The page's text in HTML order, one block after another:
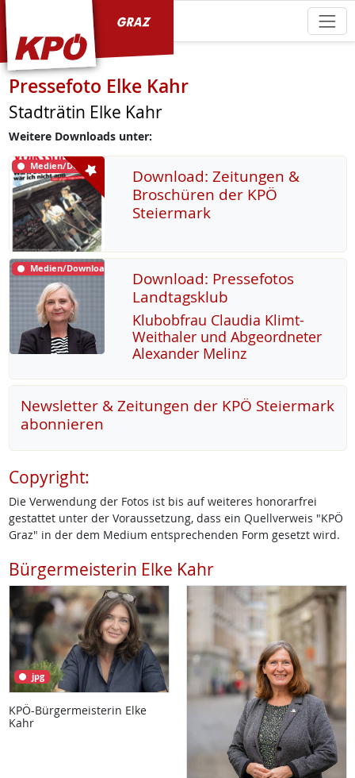
Pressefoto Elke Kahr
Stadträtin Elke Kahr
Weitere Downloads unter:
Medien/Download
Download: Zeitungen &
Broschüren der KPÖ
Steiermark
Medien/Download
Download: Pressefotos
Landtagsklub
Klu­b­ob­frau Clau­dia Klimt-
Weitha­ler und Ab­ge­ord­ne­ter
Alex­an­der Me­linz
Newsletter & Zeitungen der KPÖ Steiermark
abonnieren
Copyright:
Die Verwendung der Fotos ist bis auf weiteres honorarfrei
gestattet unter der Voraussetzung, dass ein Quellverweis "KPÖ
Graz" in der dem Medium entsprechenden Form gesetzt wird.
Bürgermeisterin Elke Kahr
jpg
KPÖ-Bürgermeisterin Elke
Kahr